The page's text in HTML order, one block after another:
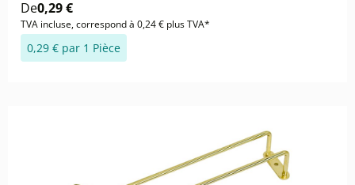
De0,29 €
TVA incluse, correspond à 0,24 € plus TVA*
0,29 € par 1 Pièce